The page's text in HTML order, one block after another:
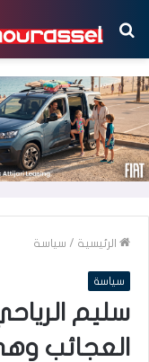
بحث
عن
الرئيسية / سياسة
سياسة
سليم
العجائب